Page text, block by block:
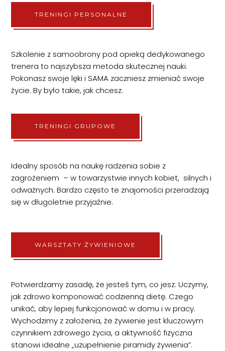
TRENINGI PERSONALNE
Szkolenie z samoobrony pod opieką dedykowanego
trenera to najszybsza metoda skutecznej nauki.
Pokonasz swoje lęki i SAMA zaczniesz zmieniać swoje
życie. By było takie, jak chcesz.
TRENINGI GRUPOWE
Idealny sposób na naukę radzenia sobie z
zagrożeniem – w towarzystwie innych kobiet, silnych i
odważnych. Bardzo często te znajomości przeradzają
się w długoletnie przyjaźnie.
WARSZTATY ŻYWIENIOWE
Potwierdzamy zasadę, że jesteś tym, co jesz. Uczymy,
jak zdrowo komponować codzienną dietę. Czego
unikać, aby lepiej funkcjonować w domu i w pracy.
Wychodzimy z założenia, że żywienie jest kluczowym
czynnikiem zdrowego życia, a aktywność fizyczna
stanowi idealne „uzupełnienie piramidy żywienia”.